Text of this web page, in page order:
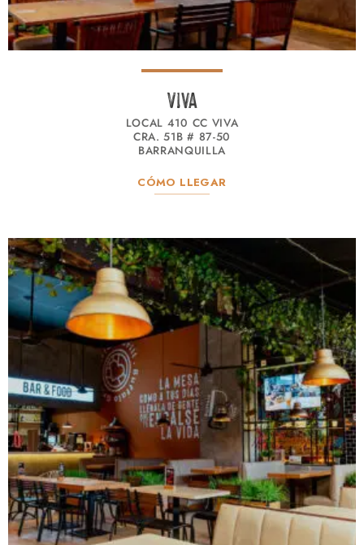
Viva
LOCAL 410 CC VIVA
CRA. 51B # 87-50
BARRANQUILLA
CÓMO LLEGAR